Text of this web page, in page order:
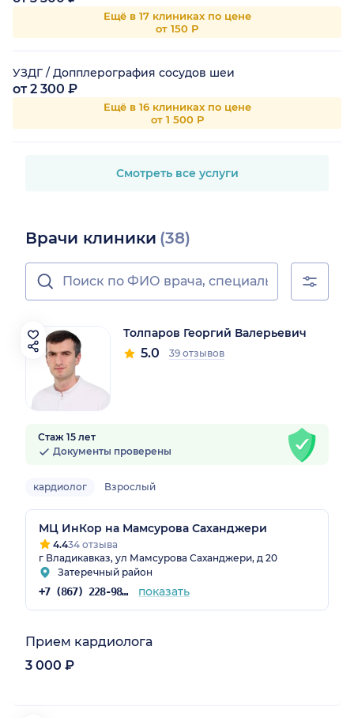
Ещё в 17 клиниках по цене
от 150 Р
УЗДГ / Допплерография сосудов шеи
от 2 300 ₽
Ещё в 16 клиниках по цене
от 1 500 Р
Смотреть все услуги
Врачи клиники (38)
Толпаров Георгий Валерьевич
5.0 39 отзывов
Стаж 15 лет
Документы проверены
кардиолог Взрослый
МЦ ИнКор на Мамсурова Саханджери
4.434 отзыва
г Владикавказ, ул Мамсурова Саханджери, д 20
Затеречный район
+7 (867) 228-98-88 показать
Прием кардиолога
3 000 ₽